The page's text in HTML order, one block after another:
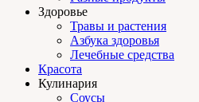
Здоровье
Травы и растения
Азбука здоровья
Лечебные средства
Красота
Кулинария
Соусы